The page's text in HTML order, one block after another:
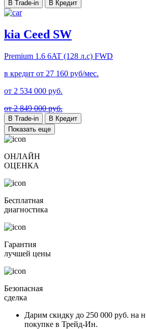
В Trade-in В Кредит
kia Ceed SW
Premium 1.6 6AT (128 л.с) FWD
в кредит от 27 160 руб/мес.
от 2 534 000 руб.
от 2 849 000 руб.
В Trade-in
В Кредит
Показать еще
ОНЛАЙН
ОЦЕНКА
Бесплатная
диагностика
Гарантия
лучшей цены
Безопасная
сделка
Дарим скидку до 250 000 руб. на
покупке в Трейд-Ин.